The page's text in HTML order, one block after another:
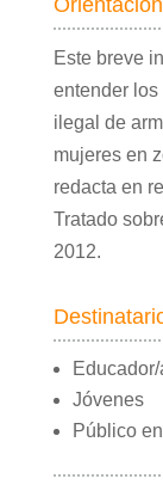
Este breve
entender
ilegal de
mujeres en
redacta en
Tratado
2012.
Educador/
Jóvenes
Público